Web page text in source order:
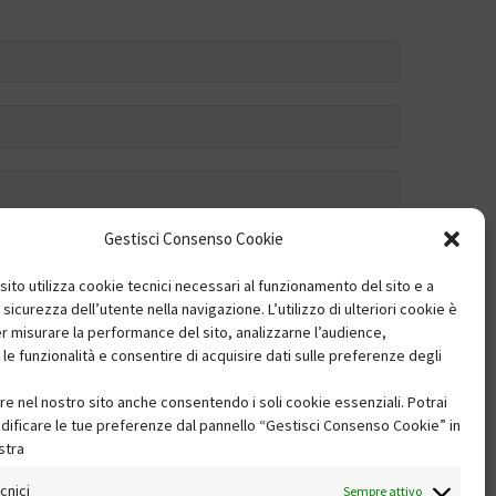
Gestisci Consenso Cookie
utilizza cookie tecnici necessari al funzionamento del sito e a
dell’utente nella navigazione. L’utilizzo di ulteriori cookie è
misurare la performance del sito, analizzarne l’audience,
funzionalità e consentire di acquisire dati sulle preferenze degli
nel nostro sito anche consentendo i soli cookie essenziali. Potrai
le tue preferenze dal pannello “Gestisci Consenso Cookie” in
Sempre attivo